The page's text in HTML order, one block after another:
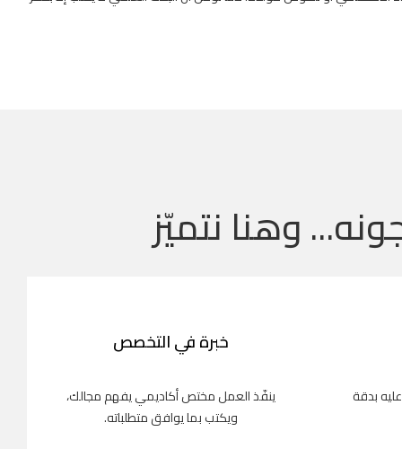
وهنا نتميّز
بدقة
خبرة في التخصص
ينفّذ العمل مختص أكاديمي يفهم مجالك،
ويكتب بما يوافق متطلباته.